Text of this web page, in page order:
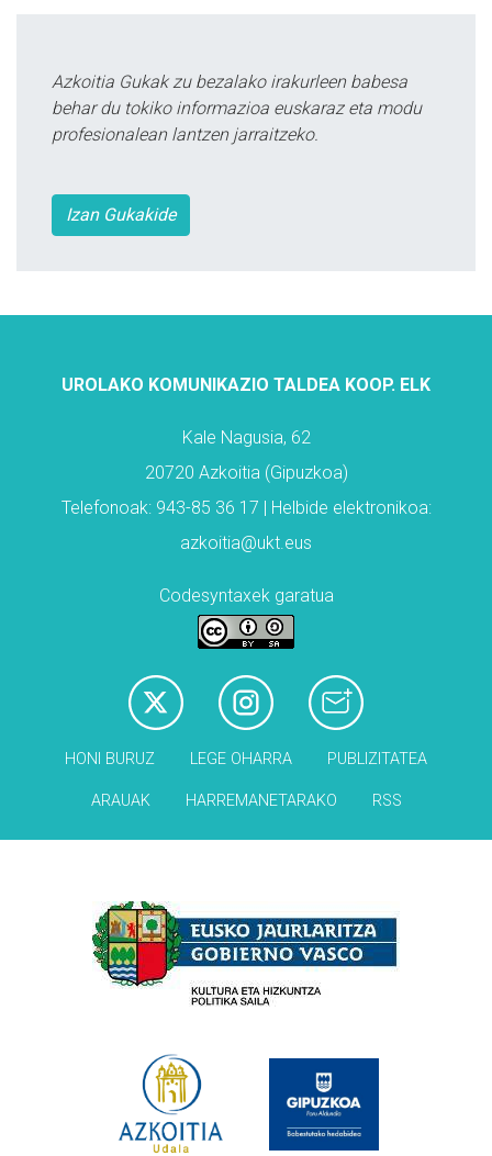
Azkoitia Gukak zu bezalako irakurleen babesa
behar du tokiko informazioa euskaraz eta modu
profesionalean lantzen jarraitzeko.
Izan Gukakide
UROLAKO KOMUNIKAZIO TALDEA KOOP. ELK
Kale Nagusia, 62
20720 Azkoitia (Gipuzkoa)
Telefonoak: 943-85 36 17 | Helbide elektronikoa:
azkoitia@ukt.eus
Codesyntaxek garatua
HONI BURUZ LEGE OHARRA PUBLIZITATEA
ARAUAK HARREMANETARAKO RSS